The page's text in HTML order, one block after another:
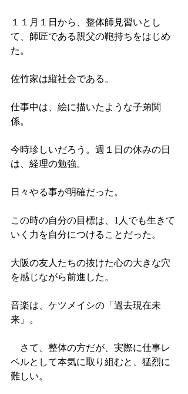
１１月１日から、整体師見習いとし
て、師匠である親父の鞄持ちをはじめ
た。
佐竹家は縦社会である。
仕事中は、絵に描いたような子弟関
係。
今時珍しいだろう。週１日の休みの日
は、経理の勉強。
日々やる事が明確だった。
この時の自分の目標は、1人でも生きて
いく力を自分につけることだった。
大阪の友人たちの抜けた心の大きな穴
を感じながら前進した。
音楽は、ケツメイシの「過去現在未
来」。
さて、整体の方だが、実際に仕事レ
ベルとして本気に取り組むと、猛烈に
難しい。